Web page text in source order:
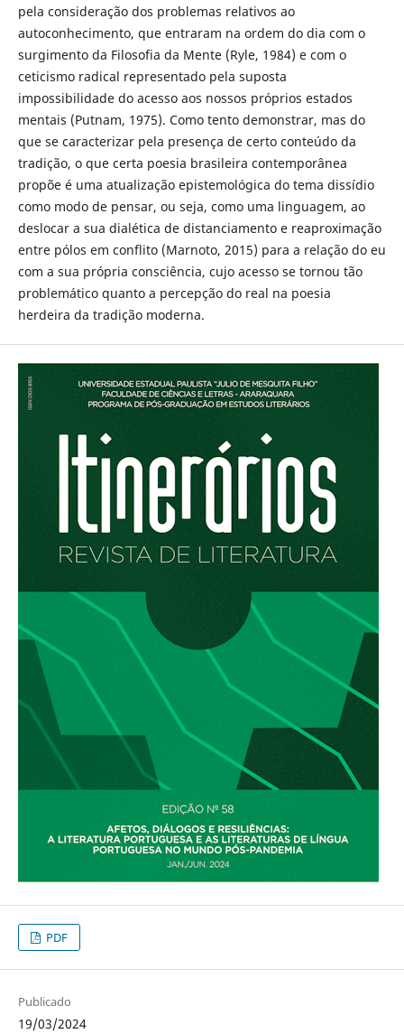
pela consideração dos problemas relativos ao
autoconhecimento, que entraram na ordem do dia com o
surgimento da Filosofia da Mente (Ryle, 1984) e com o
ceticismo radical representado pela suposta
impossibilidade do acesso aos nossos próprios estados
mentais (Putnam, 1975). Como tento demonstrar, mas do
que se caracterizar pela presença de certo conteúdo da
tradição, o que certa poesia brasileira contemporânea
propõe é uma atualização epistemológica do tema dissídio
como modo de pensar, ou seja, como uma linguagem, ao
deslocar a sua dialética de distanciamento e reaproximação
entre pólos em conflito (Marnoto, 2015) para a relação do eu
com a sua própria consciência, cujo acesso se tornou tão
problemático quanto a percepção do real na poesia
herdeira da tradição moderna.
PDF
Publicado
19/03/2024